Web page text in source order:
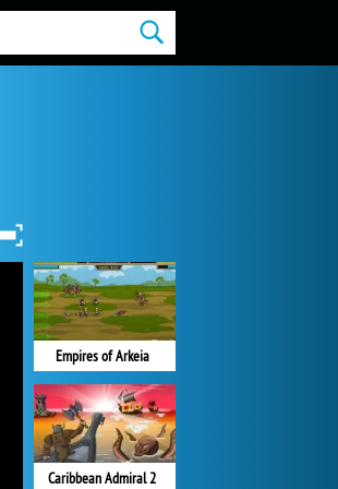
Empires of Arkeia
Caribbean Admiral 2